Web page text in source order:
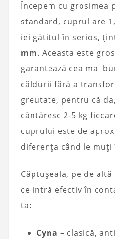
Începem cu grosimea
standard, cuprul are
iei gătitul în serios,
mm. Aceasta este
garantează cea mai
căldurii fără a
greutate, pentru că
cântăresc 2-5 kg
cuprului este de
diferența când le
Căptușeala, pe de
ce intră efectiv în
ta:
Cyna – clasică,